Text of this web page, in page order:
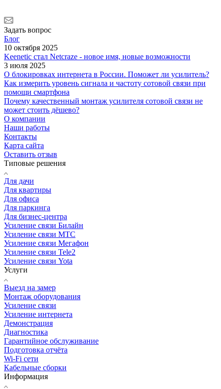
Задать вопрос
Блог
10 октября 2025
Keenetic стал Netcraze - новое имя, новые возможности
3 июля 2025
О блокировках интернета в России. Поможет ли усилитель?
Как измерить уровень сигнала и частоту сотовой связи при
помощи смартфона
Почему качественный монтаж усилителя сотовой связи не
может стоить дёшево?
О компании
Наши работы
Контакты
Карта сайта
Оставить отзыв
Типовые решения
Для дачи
Для квартиры
Для офиса
Для паркинга
Для бизнес-центра
Усиление связи Билайн
Усиление связи МТС
Усиление связи Мегафон
Усиление связи Tele2
Усиление связи Yota
Услуги
Выезд на замер
Монтаж оборудования
Усиление связи
Усиление интернета
Демонстрация
Диагностика
Гарантийное обслуживание
Подготовка отчёта
Wi-Fi сети
Кабельные сборки
Информация